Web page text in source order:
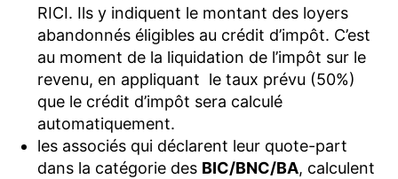
RICI. Ils y indiquent le montant des loyers
abandonnés éligibles au crédit d’impôt. C’est
au moment de la liquidation de l’impôt sur le
revenu, en appliquant le taux prévu (50%)
que le crédit d’impôt sera calculé
automatiquement.
les associés qui déclarent leur quote-part
dans la catégorie des BIC/BNC/BA, calculent